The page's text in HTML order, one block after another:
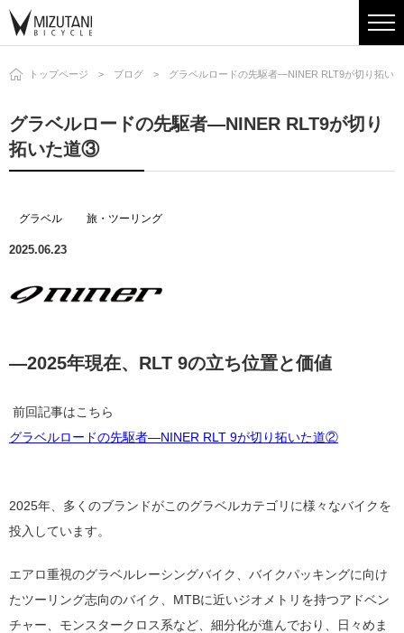
トップページ ブログ グラベルロードの先駆者―NINER RLT9が切り拓い
グラベルロードの先駆者―NINER RLT9が切り
拓いた道③
グラベル 旅・ツーリング
2025.06.23
―2025年現在、 RLT 9の立ち位置と価値
前回記事はこちら
グラベルロードの先駆者―NINER RLT 9が切り拓いた道②
2025年、多くのブランドがこのグラベルカテゴリに様々なバイクを
投入しています。
エアロ重視のグラベルレーシングバイク、バイクパッキングに向け
たツーリング志向のバイク、 MTBに近いジオメトリを持つアドベン
チャー、モンスタークロス系など、細分化が進んでおり、日々めま